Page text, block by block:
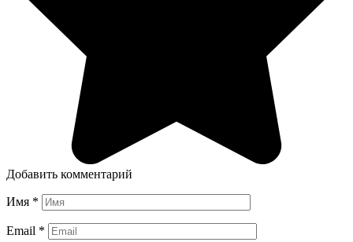
Добавить комментарий
Имя *
Email *